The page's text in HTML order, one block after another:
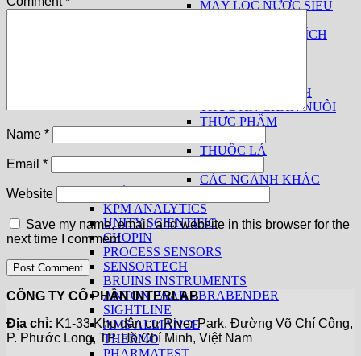
MÁY LỌC NƯỚC SIÊU
THIẾT BỊ PHÂN TÍCH
THIẾT BỊ THEO NGÀNH
THỨC ĂN CHĂN NUÔI
THỰC PHẨM
THUỐC LÁ
CÁC NGÀNH KHÁC
KPM ANALYTICS
UNITY SCIENTIFIC
CHOPIN
PROCESS SENSORS
SENSORTECH
BRUINS INSTRUMENTS
ANTON PAAR - BRABENDER
SIGHTLINE
AMS ALLIANCE
THERMO
PHARMATEST
Name *
Email *
Website
Save my name, email, and website in this browser for the
next time I comment.
CÔNG TY CỔ PHẦN INTERLAB
Địa chỉ: K1-33 Khu dân cư River Park, Đường Võ Chí Công,
P. Phước Long, TP. Hồ Chí Minh, Việt Nam